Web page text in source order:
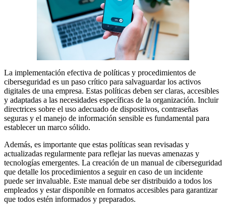
La implementación efectiva de políticas y procedimientos de
ciberseguridad es un paso crítico para salvaguardar los activos
digitales de una empresa. Estas políticas deben ser claras, accesibles
y adaptadas a las necesidades específicas de la organización. Incluir
directrices sobre el uso adecuado de dispositivos, contraseñas
seguras y el manejo de información sensible es fundamental para
establecer un marco sólido.
Además, es importante que estas políticas sean revisadas y
actualizadas regularmente para reflejar las nuevas amenazas y
tecnologías emergentes. La creación de un manual de ciberseguridad
que detalle los procedimientos a seguir en caso de un incidente
puede ser invaluable. Este manual debe ser distribuido a todos los
empleados y estar disponible en formatos accesibles para garantizar
que todos estén informados y preparados.